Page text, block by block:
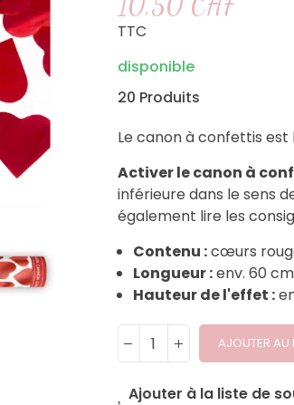
TTC
disponible
20 Produits
Le canon à confettis
Activer le canon à
inférieure dans le sens
également lire les
Contenu :cœurs
Longueur :env. 60 cm
Hauteur de l'effet :
AJOUTER AU
Ajouter à la liste de